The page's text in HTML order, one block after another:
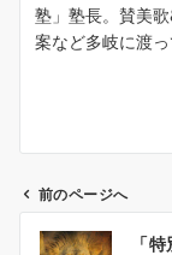
塾」塾長。賛美
案など多岐に渡っ
前のページへ
「